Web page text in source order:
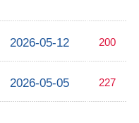
2026-05-12 200
2026-05-05 227